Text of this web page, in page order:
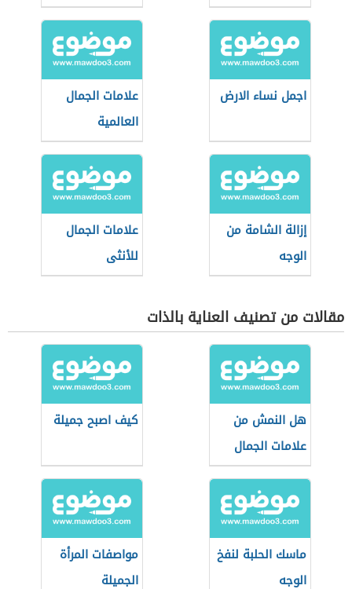
اجمل نساء الارض
علامات الجمال
العالمية
إزالة الشامة من
الوجه
علامات الجمال
للأنثى
مقالات من تصنيف العناية بالذات
هل النمش من
علامات الجمال
كيف اصبح جميلة
ماسك الحلبة لنفخ
الوجه
مواصفات المرأة
الجميلة